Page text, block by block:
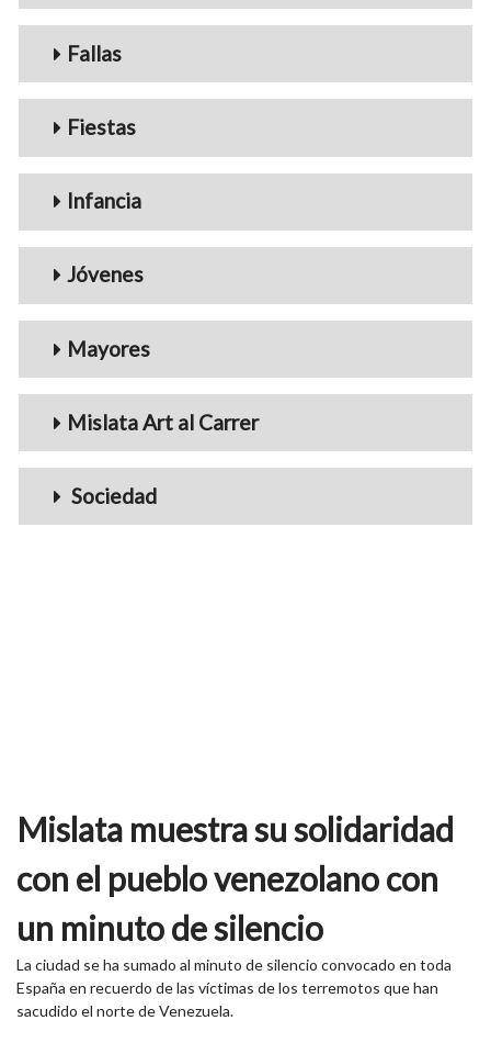
Fallas
Fiestas
Infancia
Jóvenes
Mayores
Mislata Art al Carrer
Sociedad
Mislata muestra su solidaridad
con el pueblo venezolano con
un minuto de silencio
La ciudad se ha sumado al minuto de silencio convocado en toda
España en recuerdo de las víctimas de los terremotos que han
sacudido el norte de Venezuela.